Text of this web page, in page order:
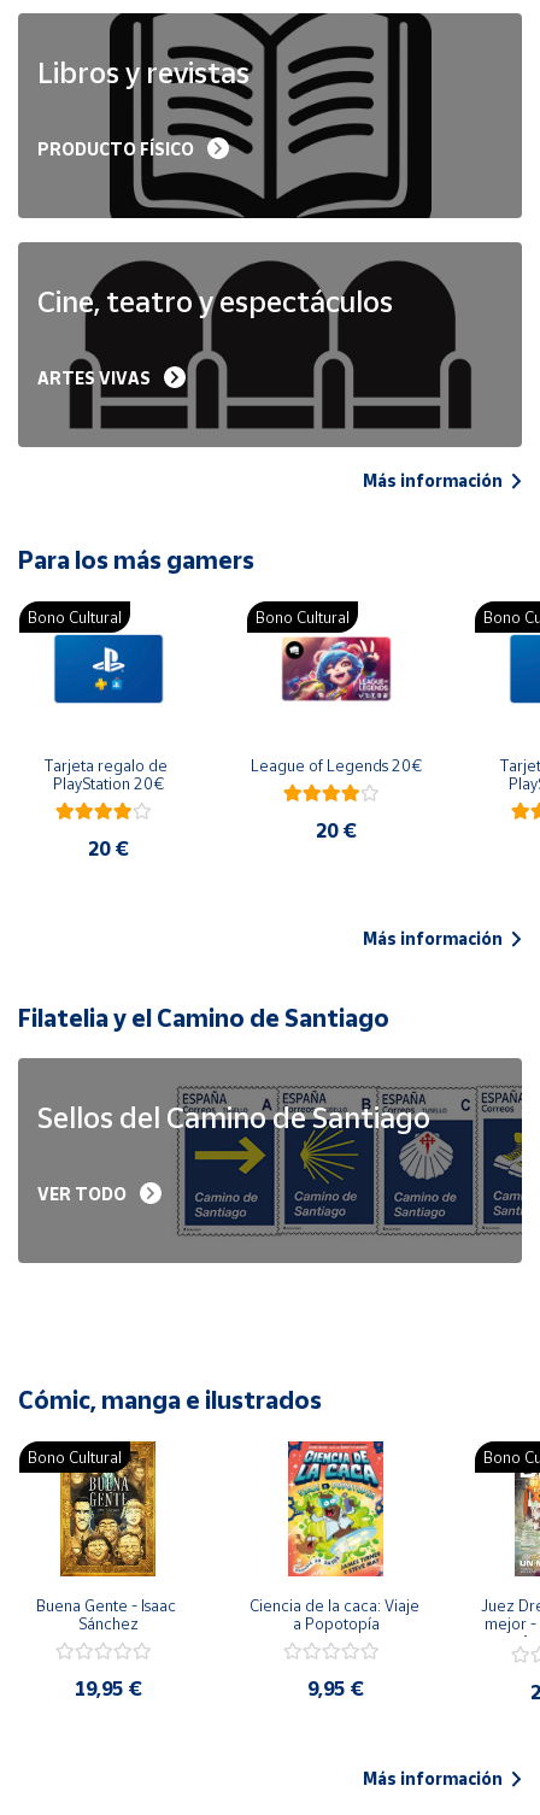
Melilla
Libros y revistas
PRODUCTO FÍSICO
Cine, teatro y espectáculos
ARTES VIVAS
Más información
Para los más gamers
Bono Cultural
Tarjeta regalo de
PlayStation 20€
20 €
Bono Cultural
League of Legends 20€
20 €
Bono
Más información
Filatelia y el Camino de Santiago
Sellos del Camino de Santiago
VER TODO
Cómic, manga e ilustrados
Bono Cultural
Buena Gente - Isaac
Sánchez
19,95 €
Ciencia de la caca: Viaje
a Popotopía
9,95 €
Bono
Juez
mejor -
Más información